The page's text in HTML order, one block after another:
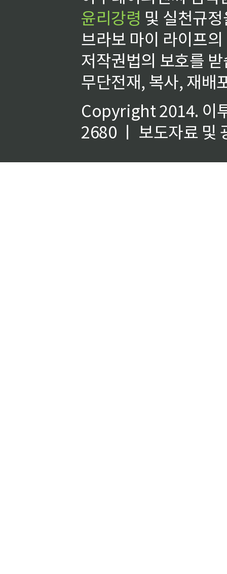
윤리강령 및 실천규
브라보 마이 라이프
저작권법의 보호를
무단전재, 복사, 재배
Copyright 2014. 이
2680 ㅣ 보도자료